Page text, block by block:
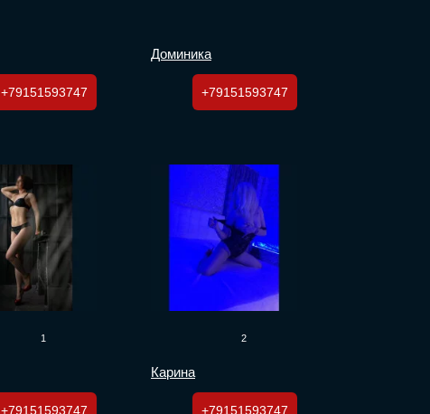
+79151593747
Доминика
+79151593747
1
+79151593747
2
Карина
+79151593747